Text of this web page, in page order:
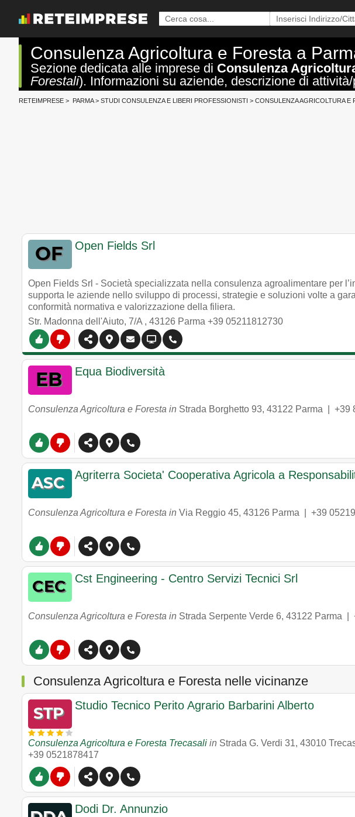
Consulenza Agricoltura e Foresta a
Sezione dedicata alle imprese di Consulenza
Forestali). Informazioni su aziende, descrizione di
RETEIMPRESE > PARMA> STUDI CONSULENZA E LIBERI PROFESSIONISTI > CONSULENZA AGRICOLTURA E
Open Fields Srl
Open Fields Srl - Società specializzata nella consulenza agroalimentare per
supporta le aziende nello sviluppo di processi, strategie e soluzioni volte a
conformità normativa e valorizzazione della filiera.
Str. Madonna dell'Aiuto, 7/A , 43126 Parma +39 05211812730
Equa Biodiversità
Consulenza Agricoltura e Foresta in Strada Borghetto 93, 43122 Parma +39
Agriterra Societa' Cooperativa Agricola a
Consulenza Agricoltura e Foresta in Via Reggio 45, 43126 Parma +39
Cst Engineering - Centro Servizi Tecnici Srl
Consulenza Agricoltura e Foresta in Strada Serpente Verde 6, 43122 Parma
Consulenza Agricoltura e Foresta nelle vicinanze
Studio Tecnico Perito Agrario Barbarini Alberto
Consulenza Agricoltura e Foresta Trecasali in Strada G. Verdi 31, 43010
+39 0521878417
Dodi Dr. Annunzio